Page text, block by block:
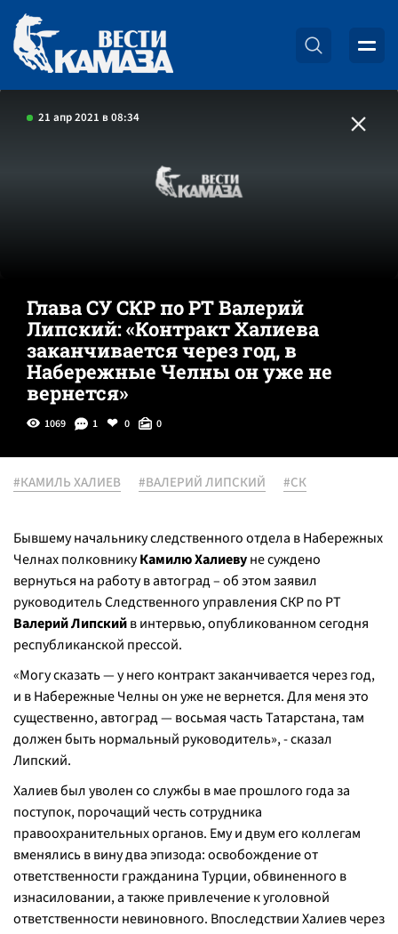
21 апр 2021 в 08:34
Глава СУ СКР по РТ Валерий
Липский: «Контракт Халиева
заканчивается через год, в
Набережные Челны он уже не
вернется»
1069 1 0 0
#КАМИЛЬ ХАЛИЕВ #ВАЛЕРИЙ ЛИПСКИЙ #СК
Бывшему начальнику следственного отдела в Набережных
Челнах полковникуКамилю Халиевуне суждено
вернуться на работу в автоград – об этом заявил
руководитель Следственного управления СКР по РТ
Валерий Липскийв интервью, опубликованном сегодня
республиканской прессой.
«Могу сказать — у него контракт заканчивается через год,
и в Набережные Челны он уже не вернется. Для меня это
существенно, автоград — восьмая часть Татарстана, там
должен быть нормальный руководитель», - сказал
Липский.
Халиев был уволен со службы в мае прошлого года за
поступок, порочащий честь сотрудника
правоохранительных органов. Ему и двум его коллегам
вменялись в вину два эпизода: освобождение от
ответственности гражданина Турции, обвиненного в
изнасиловании, а также привлечение к уголовной
ответственности невиновного. Впоследствии Халиев через